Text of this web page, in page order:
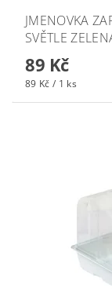
JMENOVKA
SVĚTLE
89 Kč
89 Kč / 1 ks